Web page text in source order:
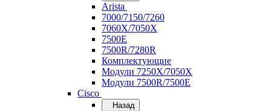
Arista
7000/7150/7260
7060X/7050X
7500E
7500R/7280R
Комплектующие
Модули 7250X/7050X
Модули 7500R/7500E
Cisco
Назад